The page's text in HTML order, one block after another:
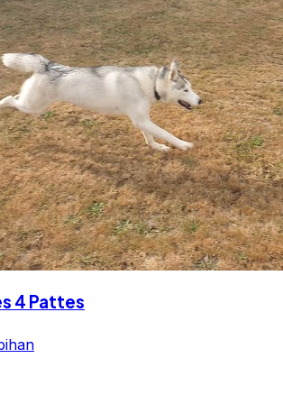
4 Pattes